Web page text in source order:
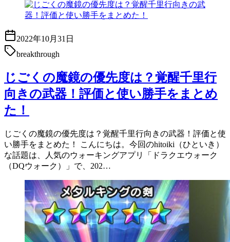
2022年10月31日
breakthrough
じごくの魔鏡の優先度は？覚醒千里行
向きの武器！評価と使い勝手をまとめ
た！
じごくの魔鏡の優先度は？覚醒千里行向きの武器！評価と使
い勝手をまとめた！ こんにちは。今回のhitoiki（ひといき）
な話題は、人気のウォーキングアプリ「ドラクエウォーク
（DQウォーク）」で、202…